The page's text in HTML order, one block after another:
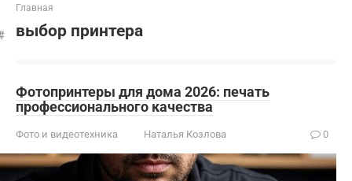
Главная
выбор принтера
Фотопринтеры для дома 2026: печать
профессионального качества
Фото и видеотехника Наталья Козлова 0